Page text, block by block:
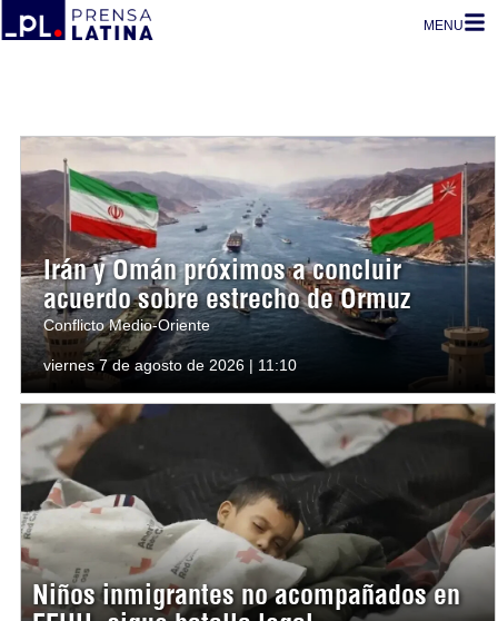
MENU
Irán y Omán próximos a concluir
acuerdo sobre estrecho de Ormuz
Conflicto Medio-Oriente
viernes 7 de agosto de 2026 | 11:10
Niños inmigrantes no acompañados en